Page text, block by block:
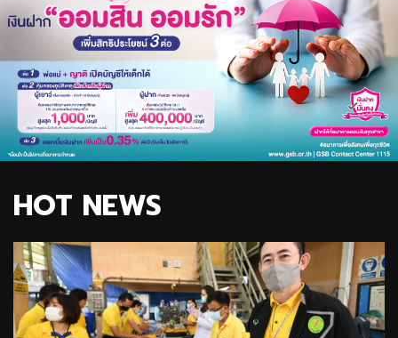
HOT NEWS